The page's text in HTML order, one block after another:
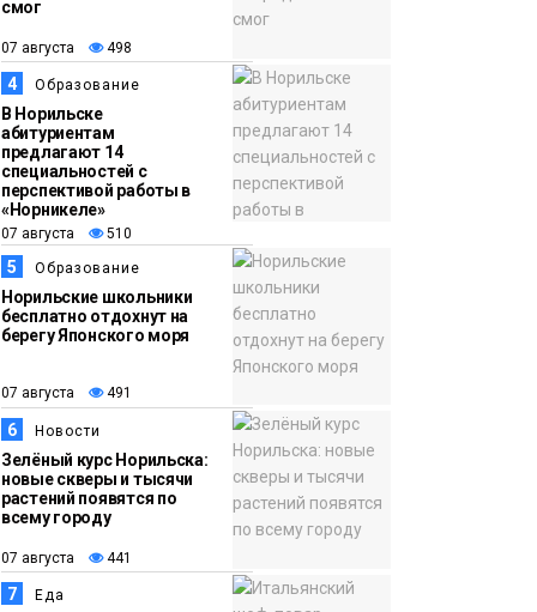
13:59
07 августа
Новости
«Домик Хоббитов» и
«Самолёт в облаках»
появятся в Кайеркане
смог
07 августа 498
4 Образование
В Норильске
абитуриентам
предлагают 14
специальностей с
перспективой работы в
«Норникеле»
07 августа 510
5 Образование
Норильские школьники
бесплатно отдохнут на
берегу Японского моря
07 августа 491
6 Новости
Зелёный курс Норильска:
новые скверы и тысячи
растений появятся по
всему городу
07 августа 441
7 Еда